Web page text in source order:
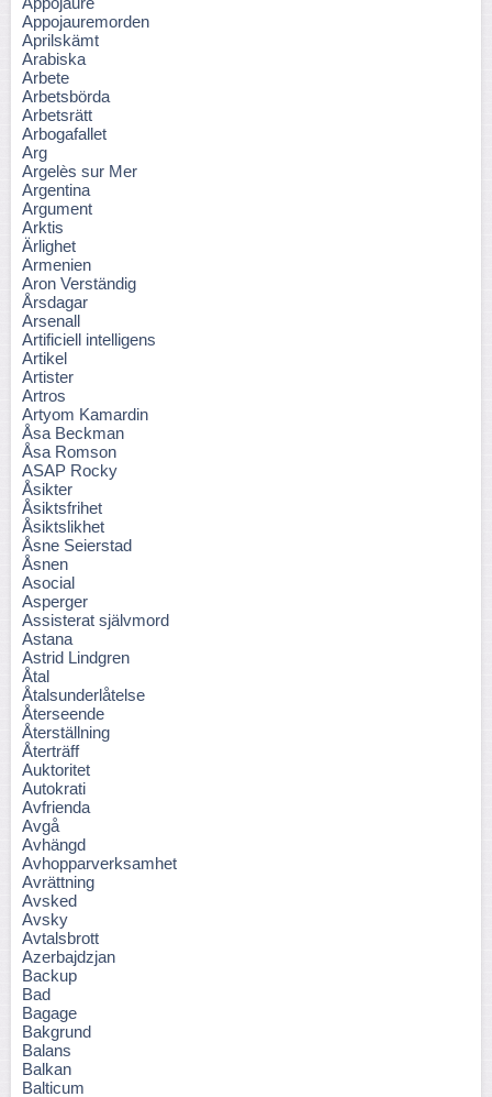
Appojauremorden
Aprilskämt
Arabiska
Arbete
Arbetsbörda
Arbetsrätt
Arbogafallet
Arg
Argelès sur Mer
Argentina
Argument
Arktis
Ärlighet
Armenien
Aron Verständig
Årsdagar
Arsenall
Artificiell intelligens
Artikel
Artister
Artros
Artyom Kamardin
Åsa Beckman
Åsa Romson
ASAP Rocky
Åsikter
Åsiktsfrihet
Åsiktslikhet
Åsne Seierstad
Åsnen
Asocial
Asperger
Assisterat självmord
Astana
Astrid Lindgren
Åtal
Åtalsunderlåtelse
Återseende
Återställning
Återträff
Auktoritet
Autokrati
Avfrienda
Avgå
Avhängd
Avhopparverksamhet
Avrättning
Avsked
Avsky
Avtalsbrott
Azerbajdzjan
Backup
Bad
Bagage
Bakgrund
Balans
Balkan
Balticum